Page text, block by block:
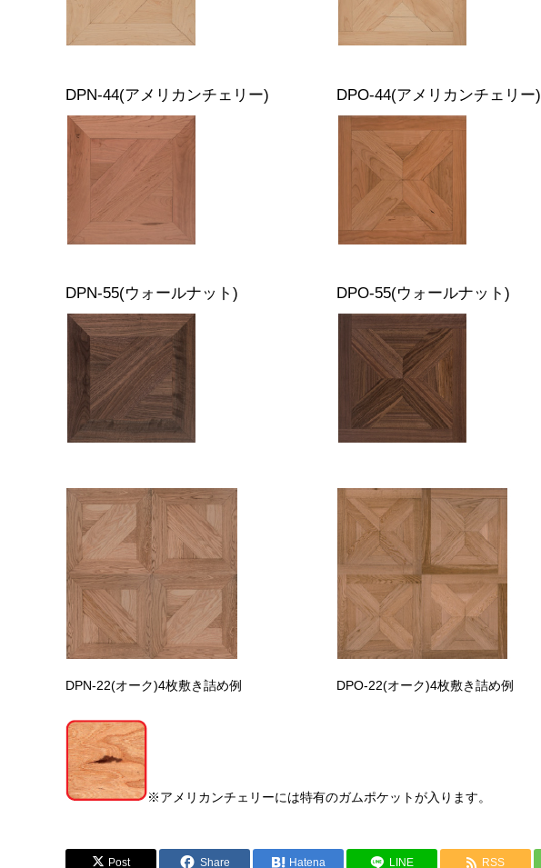
DPN-44(アメリカンチェリー) DPO-44(アメリカンチェリー)
DPN-55(ウォールナット) DPO-55(ウォールナット)
DPN-22(オーク)4枚敷き詰め例 DPO-22(オーク)4枚敷き詰め例
※アメリカンチェリーには特有のガムポケットが入ります。
Post Share Hatena LINE RSS